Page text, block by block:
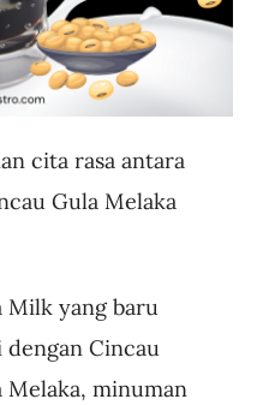
cita rasa antara
Gula Melaka
Milk yang baru
Cincau
minuman